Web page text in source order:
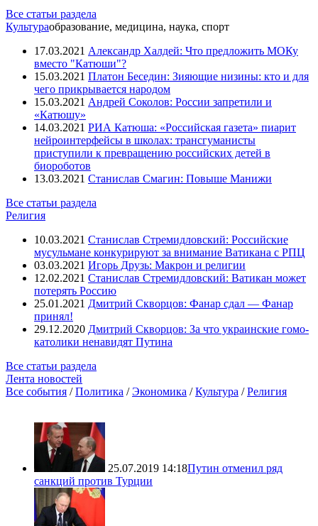
Все статьи раздела
Культураобразование, медицина, наука, спорт
17.03.2021 Александр Халдей: Что предложить МОКу
вместо "Катюши"?
15.03.2021 Платон Беседин: Зияющие низины: кто и для
чего прикрывается народом
15.03.2021 Андрей Соколов: России запретили и
«Катюшу»
14.03.2021 РИА Катюша: «Российская газета» пиарит
нейроинтерфейсы в школах: трансгуманисты
приступили к превращению российских детей в
биороботов
13.03.2021 Станислав Смагин: Повыше Манижи
Все статьи раздела
Религия
10.03.2021 Станислав Стремидловский: Российские
мусульмане конкурируют за внимание Ватикана с РПЦ
03.03.2021 Игорь Друзь: Макрон и религии
12.02.2021 Станислав Стремидловский: Ватикан может
потерять Россию
25.01.2021 Дмитрий Скворцов: Фанар сдал — Фанар
принял!
29.12.2020 Дмитрий Скворцов: За что украинские гомо-
католики ненавидят Путина
Все статьи раздела
Лента новостей
Все события /Политика /Экономика /Культура /Религия
25.07.2019 14:18Путин отменил ряд
санкций против Турции